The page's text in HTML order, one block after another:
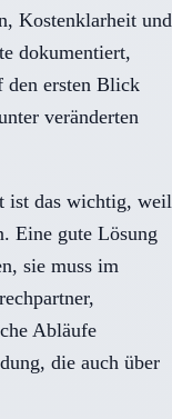
Kostenklarheit und
dokumentiert,
den ersten Blick
veränderten
ist das wichtig, weil
Eine gute Lösung
sie muss im
Abläufe
die auch über